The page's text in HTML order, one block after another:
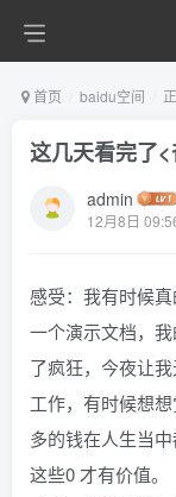
首页 baidu空间
这几天看完了<
admin
12月8日
感受：我有时候
一个演示文档，
了疯狂，今夜让
工作，有时候想
多的钱在人生当
这些0 才有价值。